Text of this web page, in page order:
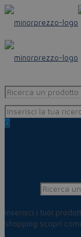
0
Inserisci i tuoi
shopping scopri